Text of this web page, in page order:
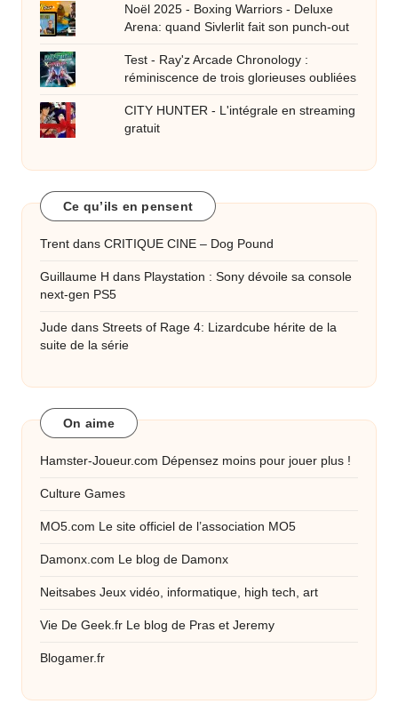
Noël 2025 - Boxing Warriors - Deluxe
Arena: quand Sivlerlit fait son punch-out
Test - Ray'z Arcade Chronology :
réminiscence de trois glorieuses oubliées
CITY HUNTER - L'intégrale en streaming
gratuit
Ce qu’ils en pensent
Trent dans CRITIQUE CINE – Dog Pound
Guillaume H dans Playstation : Sony dévoile sa console
next-gen PS5
Jude dans Streets of Rage 4: Lizardcube hérite de la
suite de la série
On aime
Hamster-Joueur.com Dépensez moins pour jouer plus !
Culture Games
MO5.com Le site officiel de l’association MO5
Damonx.com Le blog de Damonx
Neitsabes Jeux vidéo, informatique, high tech, art
Vie De Geek.fr Le blog de Pras et Jeremy
Blogamer.fr